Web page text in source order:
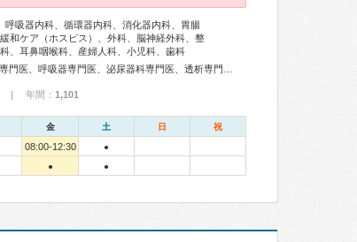
呼吸器内科、循環器内科、消化器内科、胃腸
和ケア（ホスピス）、外科、脳神経外科、整
、耳鼻咽喉科、産婦人科、小児科、歯科
| 年間： 1,101
金 土 日 祝
08:00-12:30 ●
● ●